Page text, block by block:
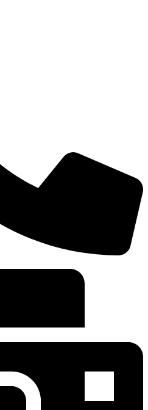
видеоролики